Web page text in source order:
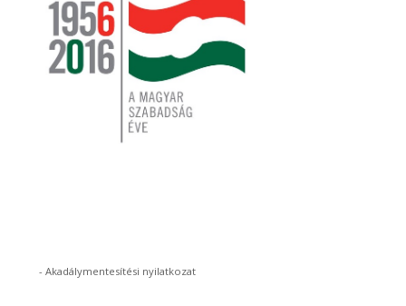
-Akadálymentesítési nyilatkozat